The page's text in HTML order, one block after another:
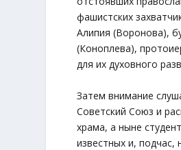
фашистских
Алипия (Воронова),
(Коноплева),
для их духовного
Затем внимание
Советский Союз и
храма, а ныне
известных и,